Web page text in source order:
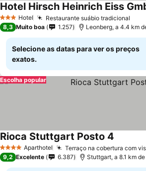
3 EstrelasHotel Restaurante suábio tradicional
Hotel Hirsch Heinrich Eiss
8,3 Muito boa 1.257 Leonberg, a 4.4 km
Selecione as datas para ver os preços
exatos.
Escolha popular
4 EstrelasAparthotel Terraço na cobertura com
Rioca Stuttgart Posto 4
9,2 Excelente 6.387 Stuttgart, a 8.1 km